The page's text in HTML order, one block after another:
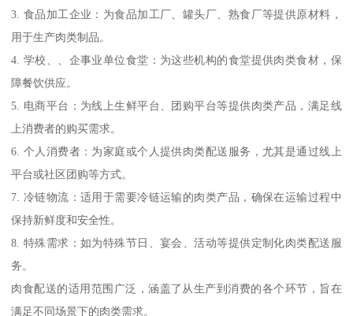
3. 食品加工企业：为食品加工厂、罐头厂、熟食厂等提供原材料，
用于生产肉类制品。
4. 学校、、企事业单位食堂：为这些机构的食堂提供肉类食材，保
障餐饮供应。
5. 电商平台：为线上生鲜平台、团购平台等提供肉类产品，满足线
上消费者的购买需求。
6. 个人消费者：为家庭或个人提供肉类配送服务，尤其是通过线上
平台或社区团购等方式。
7. 冷链物流：适用于需要冷链运输的肉类产品，确保在运输过程中
保持新鲜度和安全性。
8. 特殊需求：如为特殊节日、宴会、活动等提供定制化肉类配送服
务。
肉食配送的适用范围广泛，涵盖了从生产到消费的各个环节，旨在
满足不同场景下的肉类需求。